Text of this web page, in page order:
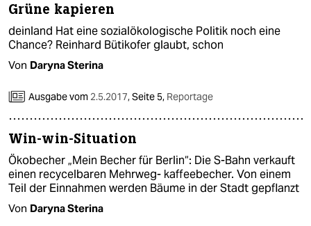
genossenschaft
epaper login
Grüne kapieren
deinland Hat eine sozialökologische Politik noch eine
Chance? Reinhard Bütikofer glaubt, schon
Von Daryna Sterina
Ausgabe vom 2.5.2017,Seite 5, Reportage
Win-win-Situation
Ökobecher „Mein Becher für Berlin“: Die S-Bahn verkauft
einen recycelbaren Mehrweg- kaffeebecher. Von einem
Teil der Einnahmen werden Bäume in der Stadt gepflanzt
Von Daryna Sterina